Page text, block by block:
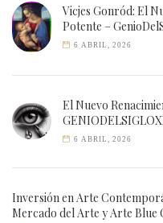
Vicjes Gonród: El
Potente –
6 ABRIL, 2026
El Nuevo
6 ABRIL, 2026
Inversión en Arte
Mercado del Arte y Arte Blue